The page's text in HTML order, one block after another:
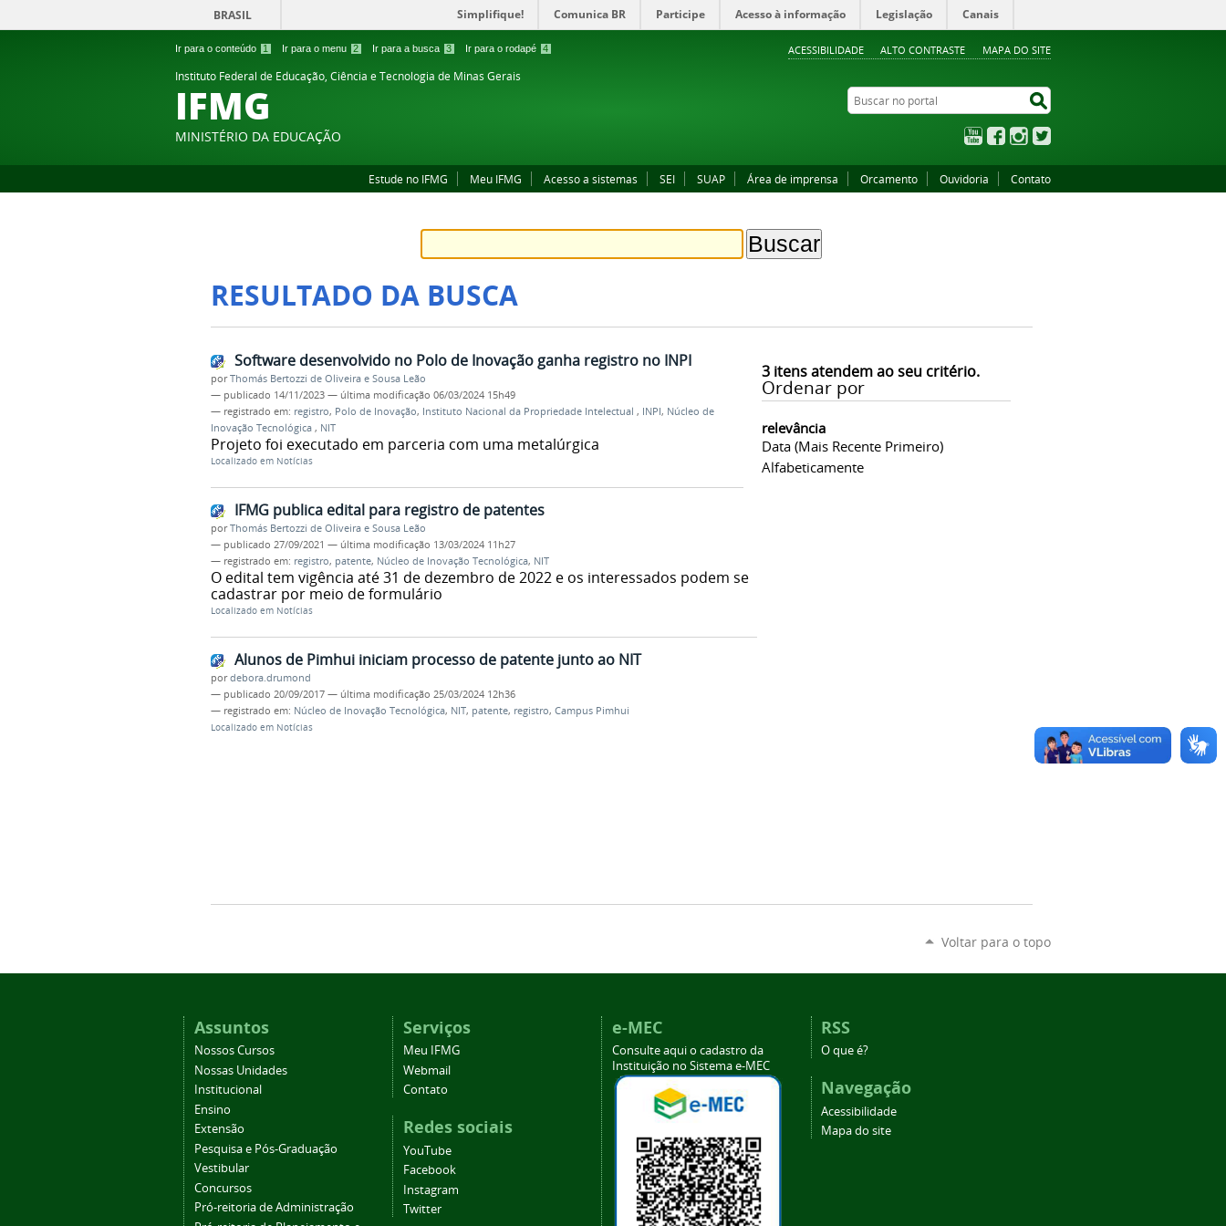
Ir para o conteúdo 1 Ir para o menu 2 Ir para a busca 3 Ir para o rodapé 4 ACESSIBILIDADE ALTO CONTRASTE MAPA DO SITE
BRASIL Simplifique! Comunica BR Participe Acesso à informação Legislação Canais
Instituto Federal de Educação, Ciência e Tecnologia de Minas Gerais
IFMG
MINISTÉRIO DA EDUCAÇÃO
Buscar no portal
YouTubeFacebookInstagram
Estude no IFMG Meu IFMG Acesso a sistemas SEI SUAP Área de imprensa Orcamento Ouvidoria Contato
RESULTADO DA BUSCA
3itens atendem ao seu critério.
Ordenar por
relevância
Data (mais Recente Primeiro)
Alfabeticamente
Software desenvolvido no Polo de Inovação ganha registro no INPI
porThomás Bertozzi de Oliveira e Sousa Leão
— publicado 14/11/2023 — última modificação 06/03/2024 15h49
— registrado em: registro, Polo de Inovação, Instituto Nacional da Propriedade Intelectual , INPI, Núcleo de
Inovação Tecnológica , NIT
Projeto foi executado em parceria com uma metalúrgica
Localizado em Notícias
IFMG publica edital para registro de patentes
porThomás Bertozzi de Oliveira e Sousa Leão
— publicado 27/09/2021 — última modificação 13/03/2024 11h27
— registrado em: registro, patente, Núcleo de Inovação Tecnológica, NIT
O edital tem vigência até 31 de dezembro de 2022 e os interessados podem se
cadastrar por meio de formulário
Localizado em Notícias
Alunos de Pimhui iniciam processo de patente junto ao NIT
pordebora.drumond
— publicado 20/09/2017 — última modificação 25/03/2024 12h36
— registrado em: Núcleo de Inovação Tecnológica, NIT, patente, registro, Campus Pimhui
Localizado em Notícias
Voltar para o topo
Assuntos
Nossos Cursos
Nossas Unidades
Institucional
Ensino
Extensão
Pesquisa e Pós-Graduação
Vestibular
Concursos
Pró-reitoria de Administração
Serviços
Meu IFMG
Webmail
Contato
Redes sociais
YouTube
Facebook
Instagram
Twitter
e-MEC
Consulte aqui o cadastro da
Instituição no Sistema e-MEC
RSS
O que é?
Navegação
Acessibilidade
Mapa do site